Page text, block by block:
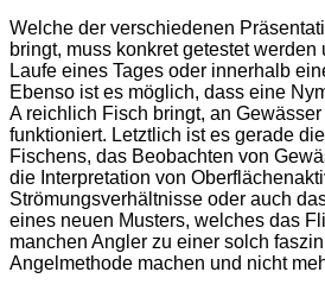
Welche der verschiedenen
bringt, muss konkret getestet
Laufe eines Tages oder innerhalb
Ebenso ist es möglich, dass eine
A reichlich Fisch bringt, an
funktioniert. Letztlich ist es gerade
Fischens, das Beobachten von
die Interpretation von
Strömungsverhältnisse oder auch
eines neuen Musters, welches das
manchen Angler zu einer solch
Angelmethode machen und nicht